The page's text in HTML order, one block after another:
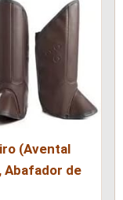
(Avental
Abafador de